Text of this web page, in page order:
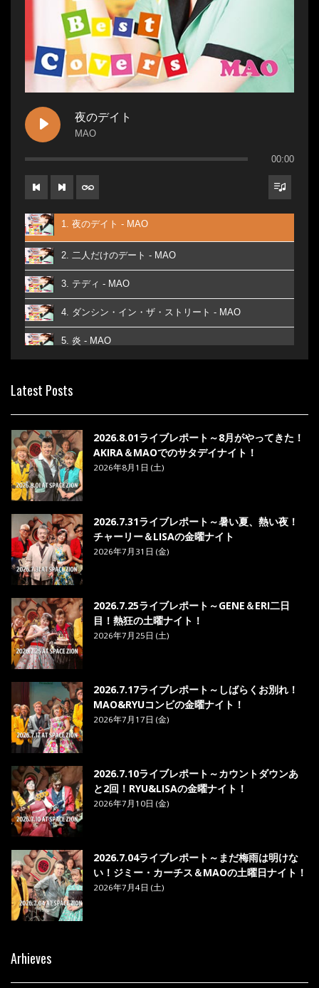
夜のデイト
MAO
00:00
1. 夜のデイト - MAO
2. 二人だけのデート - MAO
3. テディ - MAO
4. ダンシン・イン・ザ・ストリート - MAO
5. 炎 - MAO
7. ベストフレンド - MAO
Latest Posts
2026.8.01ライブレポート～8月がやってきた！
AKIRA＆MAOでのサタデイナイト！
2026年8月1日 (土)
2026.7.31ライブレポート～暑い夏、熱い夜！
チャーリー＆LISAの金曜ナイト
2026年7月31日 (金)
2026.7.25ライブレポート～GENE＆ERI二日
目！熱狂の土曜ナイト！
2026年7月25日 (土)
2026.7.17ライブレポート～しばらくお別れ！
MAO&RYUコンビの金曜ナイト！
2026年7月17日 (金)
2026.7.10ライブレポート～カウントダウンあ
と2回！RYU&LISAの金曜ナイト！
2026年7月10日 (金)
2026.7.04ライブレポート～まだ梅雨は明けな
い！ジミー・カーチス＆MAOの土曜日ナイト！
2026年7月4日 (土)
Arhieves